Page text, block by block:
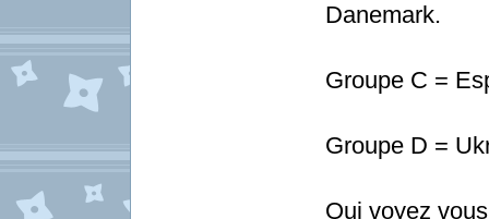
Danemark.
Groupe C =
Groupe D =
Qui voyez